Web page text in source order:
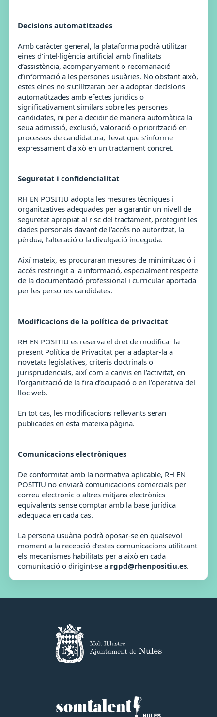
Decisions automatitzades
Amb caràcter general, la plataforma podrà utilitzar
eines d’intel·ligència artificial amb finalitats
d’assistència, acompanyament o recomanació
d’informació a les persones usuàries. No obstant això,
estes eines no s’utilitzaran per a adoptar decisions
automatitzades amb efectes jurídics o
significativament similars sobre les persones
candidates, ni per a decidir de manera automàtica la
seua admissió, exclusió, valoració o priorització en
processos de candidatura, llevat que s’informe
expressament d’això en un tractament concret.
Seguretat i confidencialitat
RH EN POSITIU adopta les mesures tècniques i
organitzatives adequades per a garantir un nivell de
seguretat apropiat al risc del tractament, protegint les
dades personals davant de l’accés no autoritzat, la
pèrdua, l’alteració o la divulgació indeguda.
Així mateix, es procuraran mesures de minimització i
accés restringit a la informació, especialment respecte
de la documentació professional i curricular aportada
per les persones candidates.
Modificacions de la política de privacitat
RH EN POSITIU es reserva el dret de modificar la
present Política de Privacitat per a adaptar-la a
novetats legislatives, criteris doctrinals o
jurisprudencials, així com a canvis en l’activitat, en
l’organització de la fira d’ocupació o en l’operativa del
lloc web.
En tot cas, les modificacions rellevants seran
publicades en esta mateixa pàgina.
Comunicacions electròniques
De conformitat amb la normativa aplicable, RH EN
POSITIU no enviarà comunicacions comercials per
correu electrònic o altres mitjans electrònics
equivalents sense comptar amb la base jurídica
adequada en cada cas.
La persona usuària podrà oposar-se en qualsevol
moment a la recepció d’estes comunicacions utilitzant
els mecanismes habilitats per a això en cada
comunicació o dirigint-se a rgpd@rhenpositiu.es.